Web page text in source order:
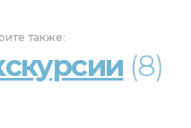
также:
(8)